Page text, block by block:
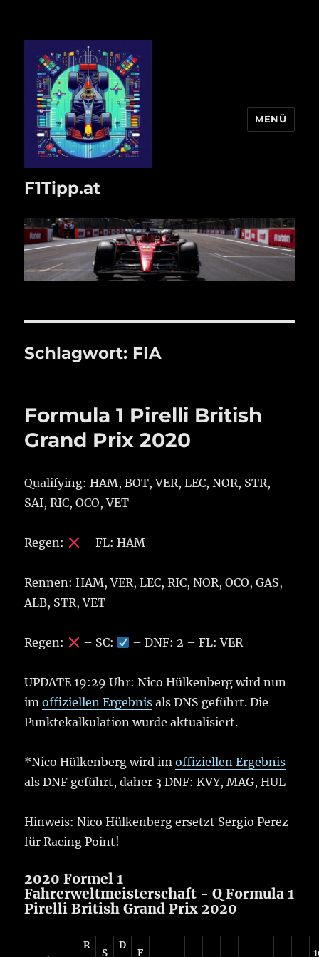
F1Tipp.at
MENÜ
Schlagwort: FIA
Formula 1 Pirelli British
Grand Prix 2020
Qualifying: HAM, BOT, VER, LEC, NOR, STR,
SAI, RIC, OCO, VET
Regen: – FL: HAM
Rennen: HAM, VER, LEC, RIC, NOR, OCO, GAS,
ALB, STR, VET
Regen: – SC: – DNF: 2 – FL: VER
UPDATE 19:29 Uhr: Nico Hülkenberg wird nun
imoffiziellen Ergebnis als DNS geführt. Die
Punktekalkulation wurde aktualisiert.
*Nico Hülkenberg wird imoffiziellen Ergebnis
als DNF geführt, daher 3 DNF: KVY, MAG, HUL
Hinweis: Nico Hülkenberg ersetzt Sergio Perez
für Racing Point!
2020 Formel 1
Fahrerweltmeisterschaft - Q Formula 1
Pirelli British Grand Prix 2020
R
S
D
F